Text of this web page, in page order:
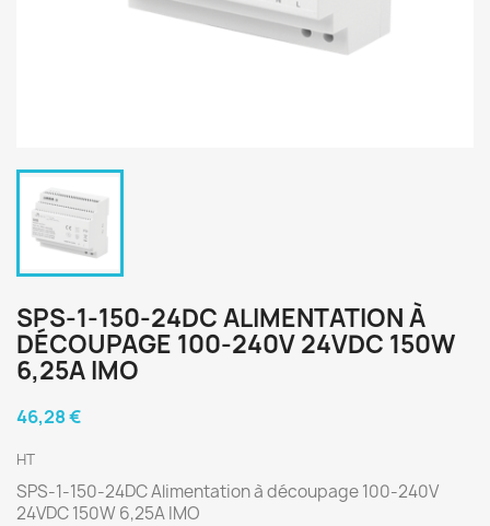
SPS-1-150-24DC ALIMENTATION À
DÉCOUPAGE 100-240V 24VDC 150W
6,25A IMO
46,28 €
HT
SPS-1-150-24DC Alimentation à découpage 100-240V
24VDC 150W 6,25A IMO